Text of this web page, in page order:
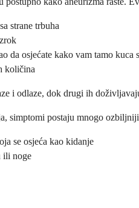
strane trbuha
da osjećate kako vam tamo kuca
količina
i odlaze, dok drugi ih
simptomi postaju mnogo
se osjeća kao kidanje
ili noge